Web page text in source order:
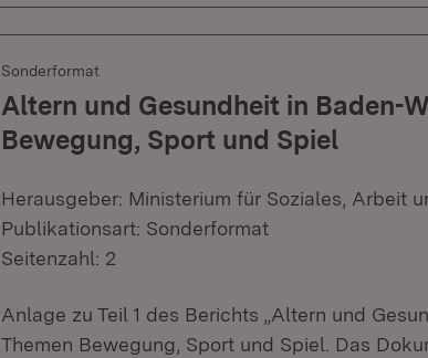
Sonderformat
Altern und Gesundheit in Baden-
Bewegung, Sport und Spiel
Herausgeber: Ministerium für Soziales, Arbeit
Publikationsart: Sonderformat
Seitenzahl: 2
Anlage zu Teil 1 des Berichts „Altern und
Themen Bewegung, Sport und Spiel. Das